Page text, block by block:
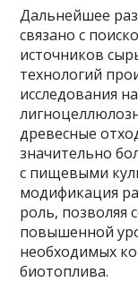
Дальнейшее
связано с
источников
технологий
исследования
древесные
значительно
с пищевыми
модификация
роль, позволяя
повышенной
необходимых
биотоплива.